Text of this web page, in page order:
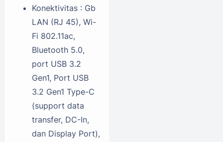
Konektivitas : Gb
LAN (RJ 45), Wi-
Fi 802.11ac,
Bluetooth 5.0,
port USB 3.2
Gen1, Port USB
3.2 Gen1 Type-C
(support data
transfer, DC-In,
dan Display Port),